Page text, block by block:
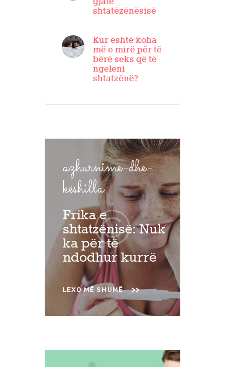
shtatëzënësisë
Kur është koha
më e mirë për të
bërë seks që të
ngeleni
shtatzënë?
azhurnime-dhe-
këshilla
Frika e
shtatzënisë: Nuk
ka për të
ndodhur kurrë
LEXO MË SHUMË